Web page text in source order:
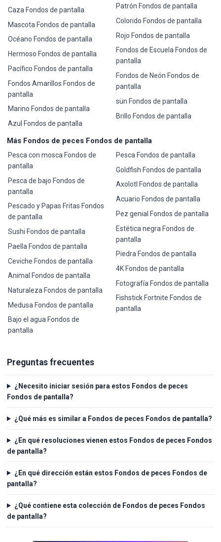
Caza Fondos de pantalla
Mascota Fondos de pantalla
Océano Fondos de pantalla
Hermoso Fondos de pantalla
Pacífico Fondos de pantalla
Fondos Amarillos Fondos de
pantalla
Marino Fondos de pantalla
Azul Fondos de pantalla
Patrón Fondos de pantalla
Colorido Fondos de pantalla
Rojo Fondos de pantalla
Fondos de Escuela Fondos de
pantalla
Fondos de Neón Fondos de
pantalla
sün Fondos de pantalla
Brillo Fondos de pantalla
Más Fondos de peces Fondos de pantalla
Pesca con mosca Fondos de
pantalla
Pesca de bajo Fondos de
pantalla
Pescado y Papas Fritas Fondos
de pantalla
Sushi Fondos de pantalla
Paella Fondos de pantalla
Ceviche Fondos de pantalla
Animal Fondos de pantalla
Naturaleza Fondos de pantalla
Medusa Fondos de pantalla
Bajo el agua Fondos de
pantalla
Pesca Fondos de pantalla
Goldfish Fondos de pantalla
Axolotl Fondos de pantalla
Acuario Fondos de pantalla
Pez genial Fondos de pantalla
Estética negra Fondos de
pantalla
Piedra Fondos de pantalla
4K Fondos de pantalla
Fotografía Fondos de pantalla
Fishstick Fortnite Fondos de
pantalla
Preguntas frecuentes
¿Necesito iniciar sesión para estos Fondos de peces
Fondos de pantalla?
¿Qué más es similar a Fondos de peces Fondos de pantalla?
¿En qué resoluciones vienen estos Fondos de peces Fondos
de pantalla?
¿En qué dirección están estos Fondos de peces Fondos de
pantalla?
¿Qué contiene esta colección de Fondos de peces Fondos
de pantalla?